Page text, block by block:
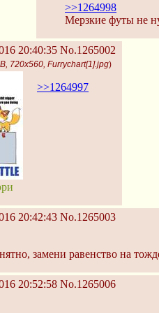
>>1264998
Мерзкие футы не
20:40:35 No.1265002
720x560, Furrychart[1].jpg)
>>1264997
20:42:43 No.1265003
замени равенство на
20:52:58 No.1265006